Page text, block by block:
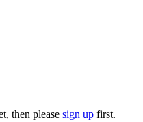
then please sign up first.